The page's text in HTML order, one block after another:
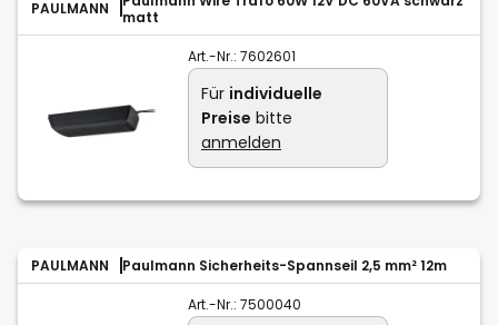
PAULMANN
matt
Art.-Nr.: 7602601
Für individuelle
Preise bitte
anmelden
PAULMANN Paulmann Sicherheits-Spannseil 2,5 mm² 12m
Art.-Nr.: 7500040